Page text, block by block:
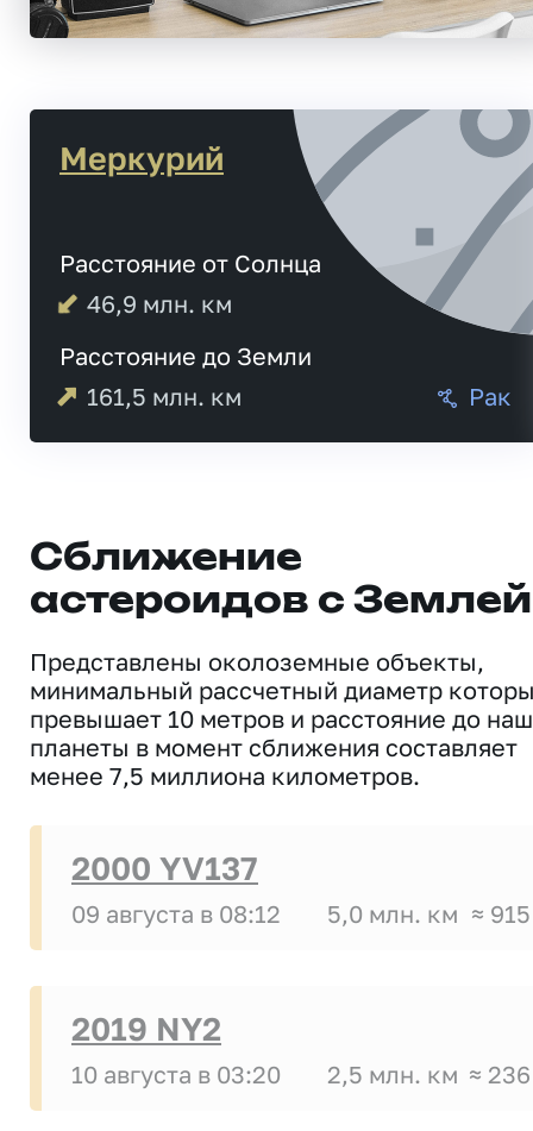
Меркурий
Расстояние от Солнца
46,9 млн. км
Расстояние до Земли
161,5 млн. км Рак
Сближение
астероидов с Землей
Представлены околоземные объекты,
минимальный рассчетный диаметр
превышает 10 метров и расстояние до
планеты в момент сближения составляет
менее 7,5 миллиона километров.
2000 YV137
09 августа в 08:12 5,0 млн. км ≈
2019 NY2
10 августа в 03:20 2,5 млн. км ≈